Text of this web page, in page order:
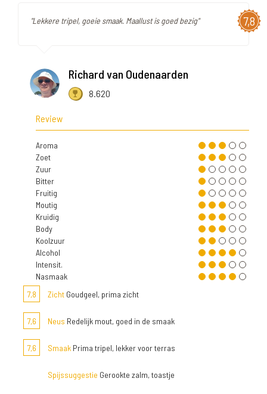
7,8
"Lekkere tripel, goeie smaak. Maallust is goed bezig"
Richard van Oudenaarden
8.620
Review
Aroma
Zoet
Zuur
Bitter
Fruitig
Moutig
Kruidig
Body
Koolzuur
Alcohol
Intensit.
Nasmaak
7,8
Zicht Goudgeel, prima zicht
7,6 Neus Redelijk mout, goed in de smaak
7,6 Smaak Prima tripel, lekker voor terras
Spijssuggestie Gerookte zalm, toastje